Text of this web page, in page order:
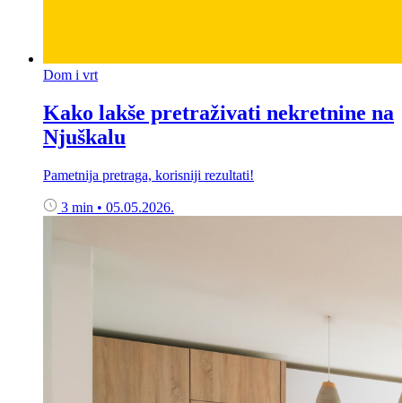
Dom i vrt
Kako lakše pretraživati nekretnine na
Njuškalu
Pametnija pretraga, korisniji rezultati!
3 min • 05.05.2026.